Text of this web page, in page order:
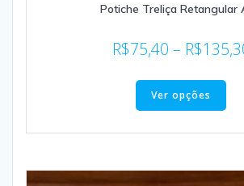
Potiche Treliça Retangular
R$75,40 – R$
Ver opções